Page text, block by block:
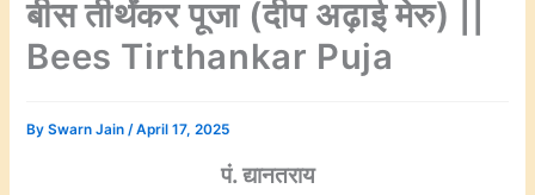
बीस तीर्थंकर पूजा (दीप अढ़ाई मेरु) ||
Bees Tirthankar Puja
BySwarn Jain/April 17, 2025
पं. द्यानतराय